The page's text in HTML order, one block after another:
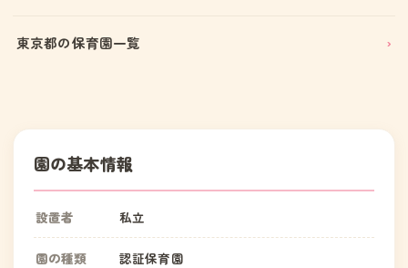
東京都の保育園一覧
園の基本情報
設置者 私立
園の種類 認証保育園